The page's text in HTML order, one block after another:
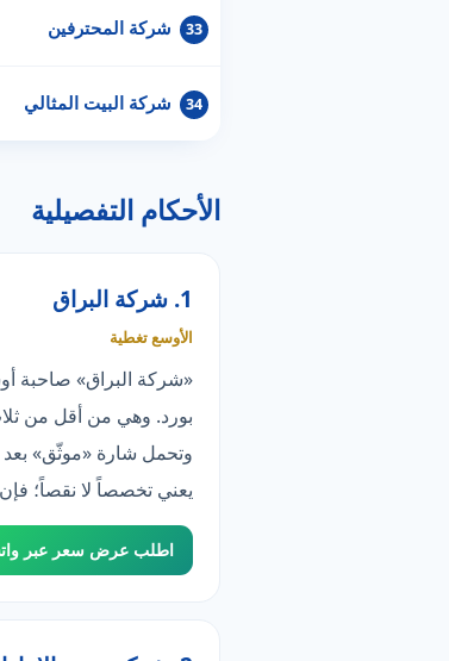
33 شركة المحترفين
34 شركة البيت المثالي
الأحكام التفصيلية
1. شركة البراق
الأوسع تغطية
بورد. وهي من أقل من
يعني تخصصاً لا نقصاً؛
اطلب عرض سعر عبر